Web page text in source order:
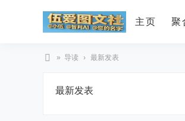
主页 聚
» 导读 › 最新发表
最新发表